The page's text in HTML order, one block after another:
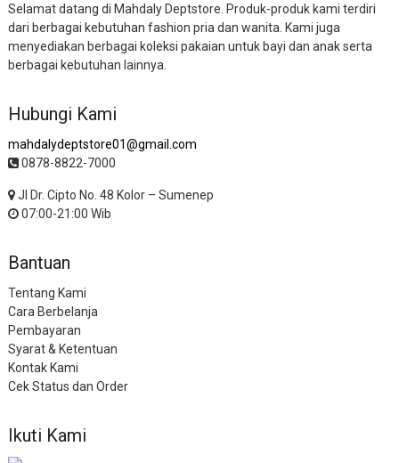
Selamat datang di Mahdaly Deptstore. Produk-produk kami terdiri
dari berbagai kebutuhan fashion pria dan wanita. Kami juga
menyediakan berbagai koleksi pakaian untuk bayi dan anak serta
berbagai kebutuhan lainnya.
Hubungi Kami
mahdalydeptstore01@gmail.com
0878-8822-7000
Jl Dr. Cipto No. 48 Kolor – Sumenep
07:00-21:00 Wib
Bantuan
Tentang Kami
Cara Berbelanja
Pembayaran
Syarat & Ketentuan
Kontak Kami
Cek Status dan Order
Ikuti Kami